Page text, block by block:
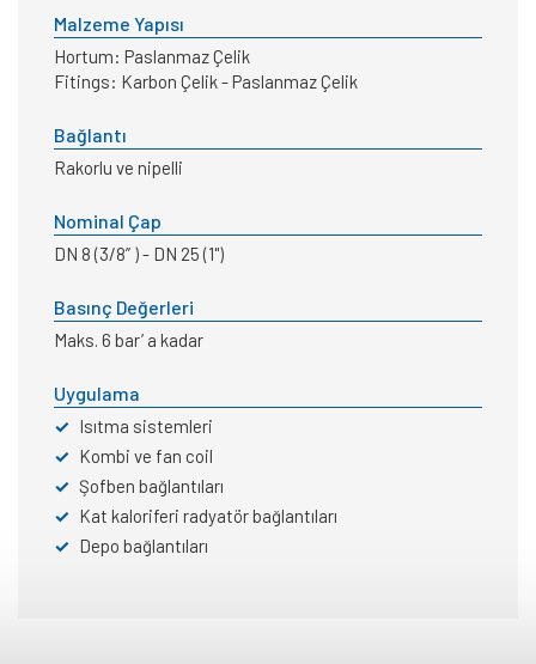
Malzeme Yapısı
Hortum: Paslanmaz Çelik
Fitings: Karbon Çelik - Paslanmaz Çelik
Bağlantı
Rakorlu ve nipelli
Nominal Çap
DN 8 (3/8” ) - DN 25 (1")
Basınç Değerleri
Maks. 6 bar’ a kadar
Uygulama
✓ Isıtma sistemleri
✓ Kombi ve fan coil
✓ Şofben bağlantıları
✓ Kat kaloriferi radyatör bağlantıları
✓ Depo bağlantıları